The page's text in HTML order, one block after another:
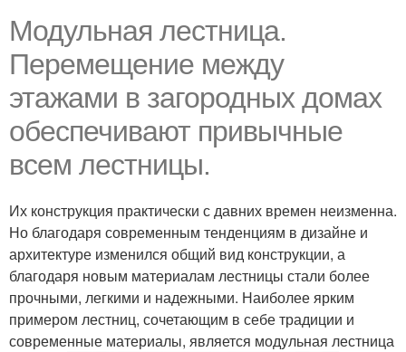
Модульная лестница.
Перемещение между
этажами в загородных домах
обеспечивают привычные
всем лестницы.
Их конструкция практически с давних времен неизменна.
Но благодаря современным тенденциям в дизайне и
архитектуре изменился общий вид конструкции, а
благодаря новым материалам лестницы стали более
прочными, легкими и надежными. Наиболее ярким
примером лестниц, сочетающим в себе традиции и
современные материалы, является модульная лестница